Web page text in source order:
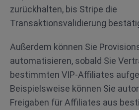
zurückhalten, bis Stripe die
Transaktionsvalidierung
Außerdem können Sie
automatisieren, sobald Sie
bestimmten VIP-Affiliates
Beispielsweise können Sie
Freigaben für Affiliates aus